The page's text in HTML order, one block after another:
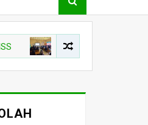
BERITA MADRASAH